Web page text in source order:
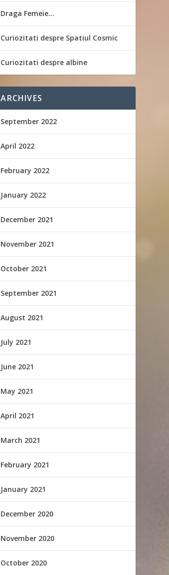
Draga Femeie…
Curiozitati despre Spatiul Cosmic
Curiozitati despre albine
ARCHIVES
September 2022
April 2022
February 2022
January 2022
December 2021
November 2021
October 2021
September 2021
August 2021
July 2021
June 2021
May 2021
April 2021
March 2021
February 2021
January 2021
December 2020
November 2020
October 2020